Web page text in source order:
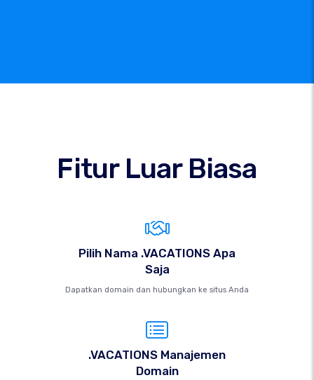
Fitur Luar Biasa
Pilih Nama .VACATIONS Apa
Saja
Dapatkan domain dan hubungkan ke situs Anda
.VACATIONS Manajemen
Domain